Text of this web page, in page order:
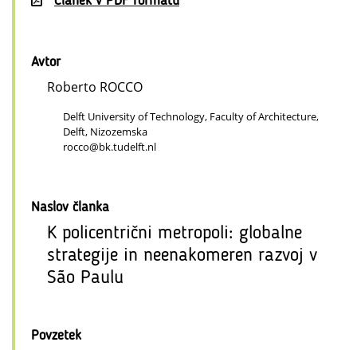
Avtor
Roberto ROCCO
Delft University of Technology, Faculty of Architecture,
Delft, Nizozemska
rocco@bk.tudelft.nl
Naslov članka
K policentrični metropoli: globalne
strategije in neenakomeren razvoj v
São Paulu
Povzetek